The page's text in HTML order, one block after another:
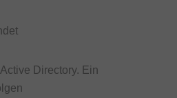
Directory. Ein